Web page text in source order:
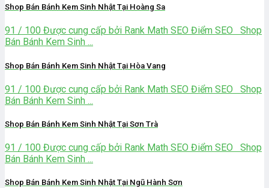
Shop Bán Bánh Kem Sinh Nhật Tại Hoàng Sa
91 / 100 Được cung cấp bởi Rank Math SEO Điểm SEO Shop
Bán Bánh Kem Sinh ...
Shop Bán Bánh Kem Sinh Nhật Tại Hòa Vang
91 / 100 Được cung cấp bởi Rank Math SEO Điểm SEO Shop
Bán Bánh Kem Sinh ...
Shop Bán Bánh Kem Sinh Nhật Tại Sơn Trà
91 / 100 Được cung cấp bởi Rank Math SEO Điểm SEO Shop
Bán Bánh Kem Sinh ...
Shop Bán Bánh Kem Sinh Nhật Tại Ngũ Hành Sơn